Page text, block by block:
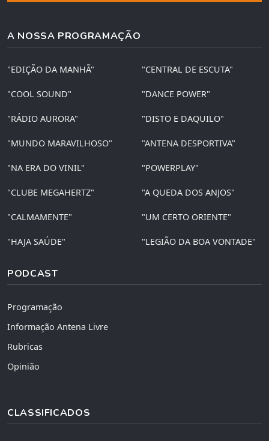
A NOSSA PROGRAMAÇÃO
"EDIÇÃO DA MANHÃ" "CENTRAL DE ESCUTA"
"COOL SOUND" "DANCE POWER"
"RÁDIO AURORA" "DISTO E DAQUILO"
"MUNDO MARAVILHOSO" "ANTENA DESPORTIVA"
"NA ERA DO VINIL" "POWERPLAY"
"CLUBE MEGAHERTZ" "A QUEDA DOS ANJOS"
"CALMAMENTE" "UM CERTO ORIENTE"
"HAJA SAÚDE" "LEGIÃO DA BOA VONTADE"
PODCAST
Programação
Informação Antena Livre
Rubricas
Opinião
CLASSIFICADOS